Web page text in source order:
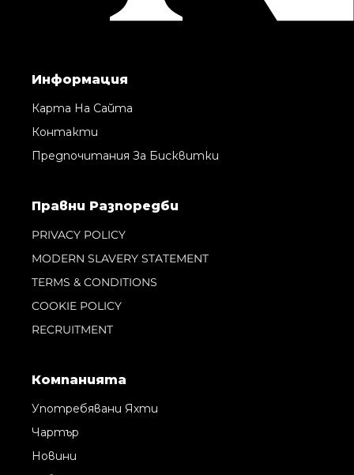
Информация
Карта На Сайта
Контакти
Предпочитания За Бисквитки
Правни Pазпоредби
PRIVACY POLICY
MODERN SLAVERY STATEMENT
TERMS & CONDITIONS
COOKIE POLICY
RECRUITMENT
Компанията
Употребявани Яхти
Чартър
Новини